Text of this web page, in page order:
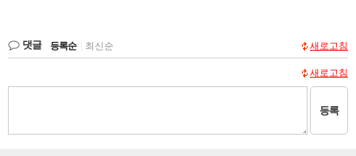
댓글 등록순 최신순 새로고침
새로고침
등록